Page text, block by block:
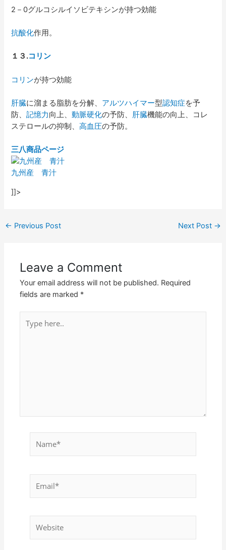
2－0グルコシルイソビテキシンが持つ効能
抗酸化作用。
１３ .コリン
コリンが持つ効能
肝臓に溜まる脂肪を分解、 アルツハイマー型認知症を予
防、記憶力向上、動脈硬化の予防、 肝臓機能の向上、コレ
ステロールの抑制、高血圧の予防。
三八商品ページ
九州産 青汁
]]>
← Previous Post Next Post →
Leave a Comment
Your email address will not be published. Required
fields are marked *
here..